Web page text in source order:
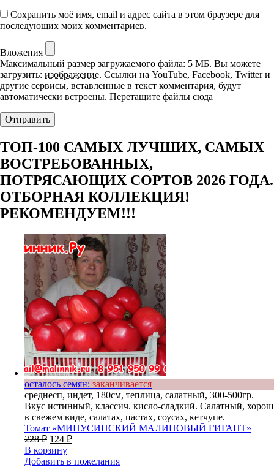
Сохранить моё имя, email и адрес сайта в этом браузере для
последующих моих комментариев.
Вложения
Максимальный размер загружаемого файла: 5 МБ. Вы можете
загрузить: изображение. Ссылки на YouTube, Facebook, Twitter и
другие сервисы, вставленные в текст комментария, будут
автоматически встроены. Перетащите файлы сюда
ТОП-100 САМЫХ ЛУЧШИХ, САМЫХ
ВОСТРЕБОВАННЫХ,
ПОТРЯСАЮЩИХ СОРТОВ 2026 ГОДА.
ОТБОРНАЯ КОЛЛЕКЦИЯ!
РЕКОМЕНДУЕМ!!!
осталось семян: заканчивается
среднесп, индет, 180см, теплица, салатный, 300-500гр.
Вкус истинный, классич. кисло-сладкий. Салатный, хорош
в свежем виде, салатах, пастах, соусах, кетчупе.
Томат «МИНУСИНСКИЙ МАЛИНОВЫЙ ГИГАНТ»
228₽ 124 ₽
В корзину
Добавить в пожелания